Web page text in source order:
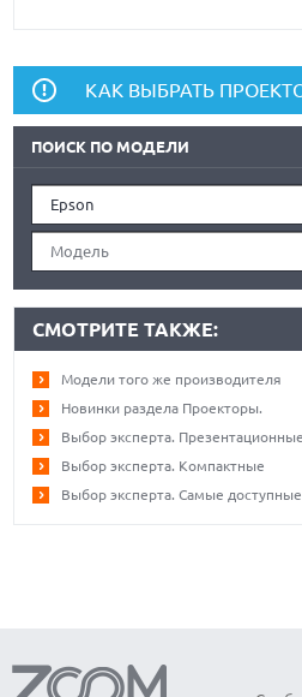
КАК ВЫБРАТЬ
ПОИСК ПО МОДЕЛИ
Epson
Модель
СМОТРИТЕ ТАКЖЕ:
Модели того же производителя
Новинки раздела Проекторы.
Выбор эксперта. Презентационные
Выбор эксперта. Компактные
Выбор эксперта. Самые доступные